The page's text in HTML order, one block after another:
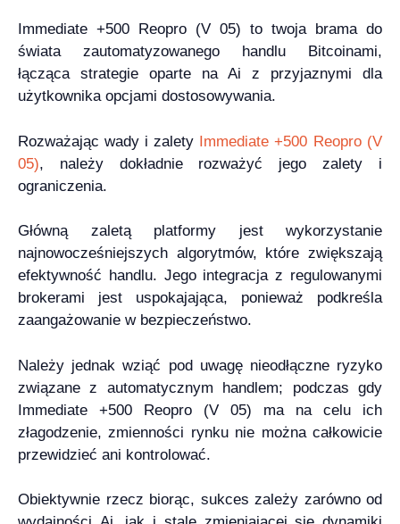
Immediate +500 Reopro (V 05) to twoja brama do
świata zautomatyzowanego handlu Bitcoinami,
łącząca strategie oparte na Ai z przyjaznymi dla
użytkownika opcjami dostosowywania.
Rozważając wady i zalety Immediate +500 Reopro (V
05), należy dokładnie rozważyć jego zalety i
ograniczenia.
Główną zaletą platformy jest wykorzystanie
najnowocześniejszych algorytmów, które zwiększają
efektywność handlu. Jego integracja z regulowanymi
brokerami jest uspokajająca, ponieważ podkreśla
zaangażowanie w bezpieczeństwo.
Należy jednak wziąć pod uwagę nieodłączne ryzyko
związane z automatycznym handlem; podczas gdy
Immediate +500 Reopro (V 05) ma na celu ich
złagodzenie, zmienności rynku nie można całkowicie
przewidzieć ani kontrolować.
Obiektywnie rzecz biorąc, sukces zależy zarówno od